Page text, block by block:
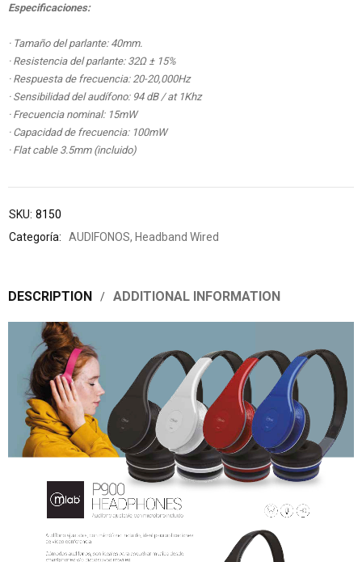
Especificaciones:
· Tamaño del parlante: 40mm.
· Resistencia del parlante: 32Ω ± 15%
· Respuesta de frecuencia: 20-20,000Hz
· Sensibilidad del audífono: 94 dB / at 1Khz
· Frecuencia nominal: 15mW
· Capacidad de frecuencia: 100mW
· Flat cable 3.5mm (incluido)
SKU: 8150
Categoría:
AUDIFONOS, Headband Wired
DESCRIPTION ADDITIONAL INFORMATION